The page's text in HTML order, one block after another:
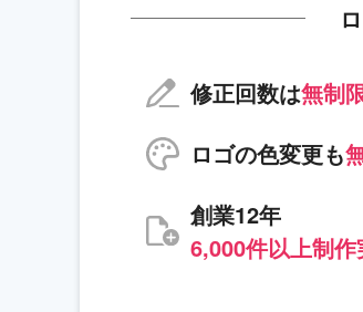
修正回数は無制
ロゴの色変更も
創業12年
6,000件以上制作